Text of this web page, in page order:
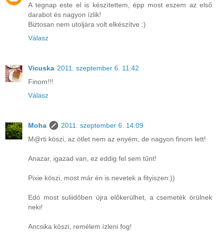
A tegnap este el is készítettem, épp most eszem az első
darabot és nagyon ízlik!
Biztosan nem utoljára volt elkészítve :)
Válasz
Vicuska 2011. szeptember 6. 11:42
Finom!!!
Válasz
Moha
2011. szeptember 6. 14:09
M@rti köszi, az ötlet nem az enyém, de nagyon finom lett!
Anazar, igazad van, ez eddig fel sem tűnt!
Pixie köszi, most már én is nevetek a fityiszen:))
Edó most suliidőben újra előkerülhet, a csemeték örülnek
neki!
Ancsika köszi, remélem ízleni fog!